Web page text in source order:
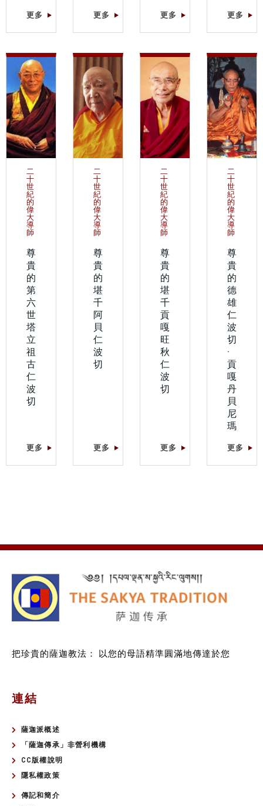
更多 更多 更多 更多
二
十
世
紀
的
偉
大
導
師
尊
貴
的
第
六
世
塔
立
祖
古
仁
波
切
更多
二
十
世
紀
的
偉
大
導
師
尊
貴
的
堪
千
阿
貝
仁
波
切
更多
二
十
世
紀
的
偉
大
導
師
尊
貴
的
堪
千
貢
嘎
旺
秋
仁
波
切
更多
二
十
世
紀
的
偉
大
導
師
尊
貴
的
德
雄
仁
波
切
·
貢
嘎
丹
貝
尼
瑪
更多
把珍貴的薩迦教法： 以您的母語精準圓滿地傳達於您
連結
薩迦派概述
「薩迦傳承」非營利機構
CC版權說明
隱私權政策
傳記和簡介